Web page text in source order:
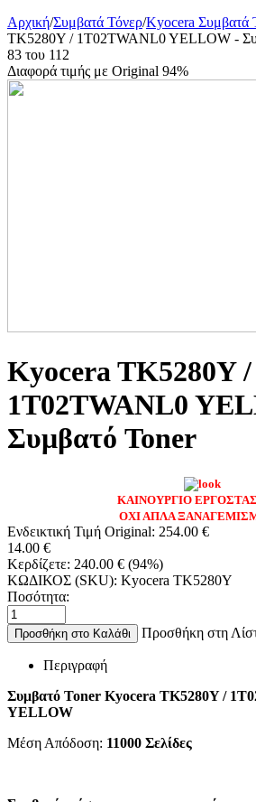
Αρχική/Συμβατά Τόνερ/Kyocera Συμβατά
TK5280Y / 1T02TWANL0 YELLOW -
83 του 112
Διαφορά τιμής με Original 94%
Kyocera TK5280Y /
1T02TWANL0
Συμβατό Toner
ΚΑΙΝΟΥΡΓΙΟ
ΟΧΙ ΑΠΛΑ
Ενδεικτική Τιμή Original: 254.00 €
14.00 €
Κερδίζετε: 240.00 € (94%)
ΚΩΔΙΚΟΣ (SKU): Kyocera TK5280Y
Ποσότητα:
Προσθήκη στο Καλάθι Προσθήκη στη
Περιγραφή
Συμβατό Toner Kyocera TK5280Y /
YELLOW
Μέση Απόδοση: 11000 Σελίδες